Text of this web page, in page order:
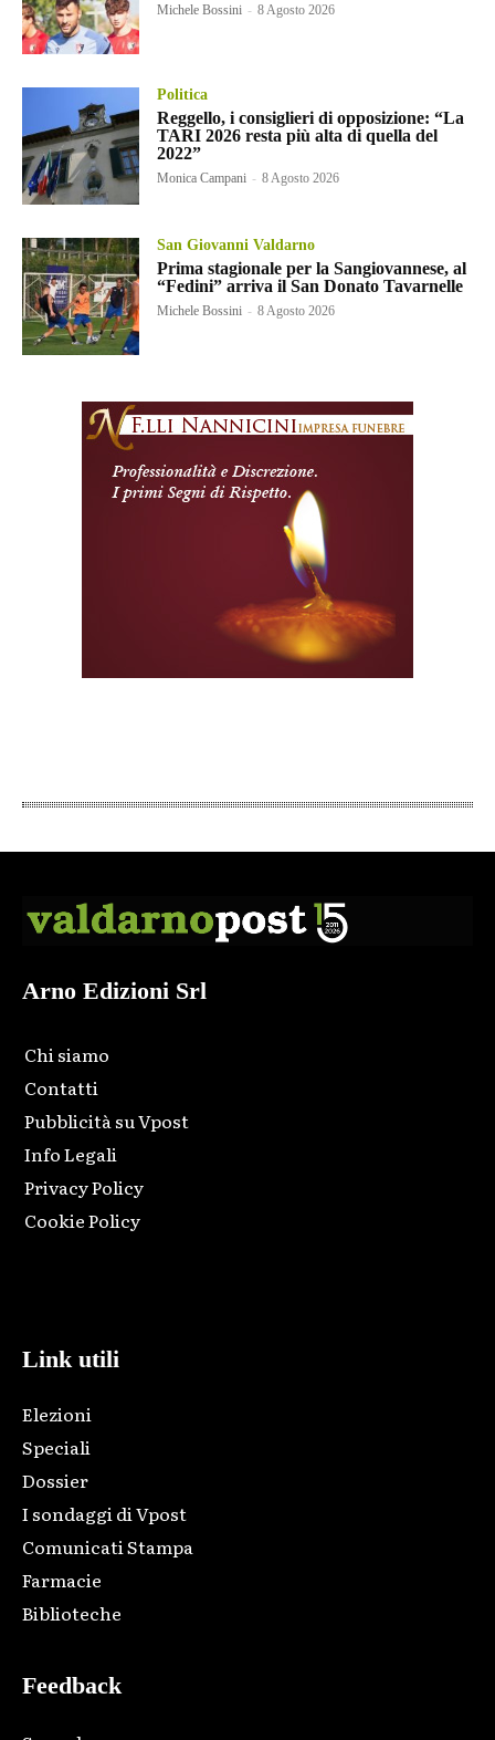
Michele Bossini - 8 Agosto 2026
Politica
Reggello, i consiglieri di opposizione: “La
TARI 2026 resta più alta di quella del
2022”
Monica Campani - 8 Agosto 2026
San Giovanni Valdarno
Prima stagionale per la Sangiovannese, al
“Fedini” arriva il San Donato Tavarnelle
Michele Bossini - 8 Agosto 2026
Arno Edizioni Srl
Chi siamo
Contatti
Pubblicità su Vpost
Info Legali
Privacy Policy
Cookie Policy
Link utili
Elezioni
Speciali
Dossier
I sondaggi di Vpost
Comunicati Stampa
Farmacie
Biblioteche
Feedback